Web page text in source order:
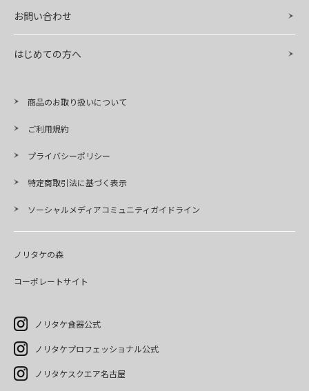
お問い合わせ
はじめての方へ
商品のお取り扱いについて
ご利用規約
プライバシーポリシー
特定商取引法に基づく表示
ソーシャルメディアコミュニティガイドライン
ノリタケの森
コーポレートサイト
ノリタケ食器公式
ノリタケプロフェッショナル公式
ノリタケスクエア名古屋